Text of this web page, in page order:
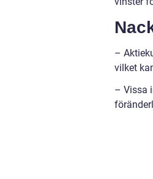
–
vilket
– Vissa